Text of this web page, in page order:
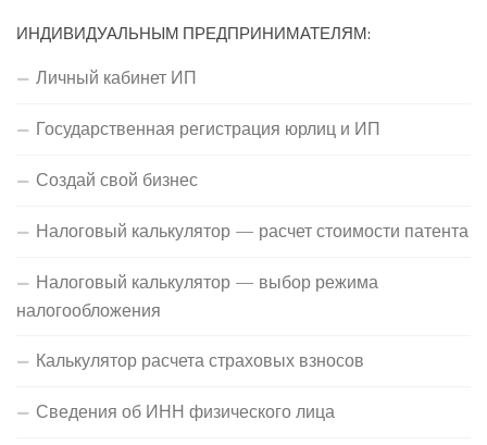
ИНДИВИДУАЛЬНЫМ ПРЕДПРИНИМАТЕЛЯМ:
Личный кабинет ИП
Государственная регистрация юрлиц и ИП
Создай свой бизнес
Налоговый калькулятор — расчет стоимости патента
Налоговый калькулятор — выбор режима
налогообложения
Калькулятор расчета страховых взносов
Сведения об ИНН физического лица